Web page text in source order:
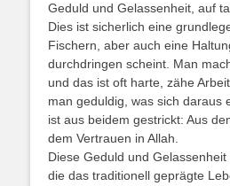
Geduld und Gelassenheit, auf
Dies ist sicherlich eine
Fischern, aber auch eine
durchdringen scheint. Man
und das ist oft harte, zähe
man geduldig, was sich daraus
ist aus beidem gestrickt: Aus
dem Vertrauen in Allah.
Diese Geduld und Gelassenheit
die das traditionell geprägte